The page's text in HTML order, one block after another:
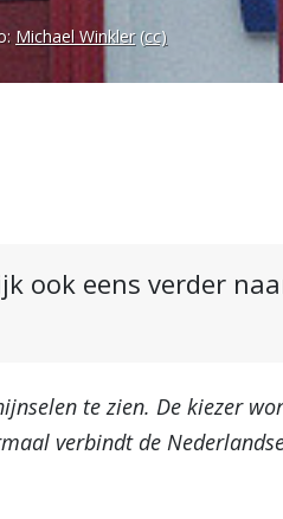
Michael Winkler (cc)
ook eens verder
te zien. De kiezer
verbindt de